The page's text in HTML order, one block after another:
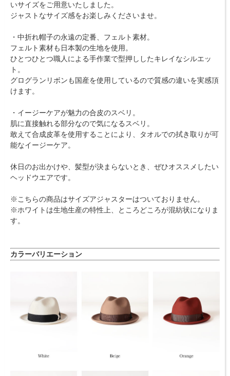
いサイズをご用意いたしました。
ジャストなサイズ感をお楽しみくださいませ。
・中折れ帽子の永遠の定番、フェルト素材。
フェルト素材も日本製の生地を使用。
ひとつひとつ職人による手作業で型押ししたキレイなシルエッ
ト。
グログランリボンも国産を使用しているので質感の違いを実感頂
けます。
・イージーケアが魅力の合皮のスベリ。
肌に直接触れる部分なので気になるスベリ。
敢えて合成皮革を使用することにより、タオルでの拭き取りが可
能なイージーケア。
休日のお出かけや、髪型が決まらないとき、ぜひオススメしたい
ヘッドウエアです。
※こちらの商品はサイズアジャスターはついておりません。
※ホワイトは生地生産の特性上、ところどころが混紡状になりま
す。
カラーバリエーション